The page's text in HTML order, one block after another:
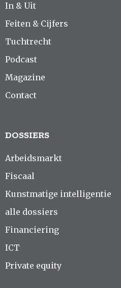
In & Uit
Feiten & Cijfers
Tuchtrecht
Podcast
Magazine
Contact
DOSSIERS
Arbeidsmarkt
Fiscaal
Kunstmatige intelligentie
alle dossiers
Financiering
ICT
Private equity